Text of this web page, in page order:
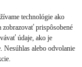
technológie ako
prispôsobené
údaje, ako je
Nesúhlas alebo odvolanie